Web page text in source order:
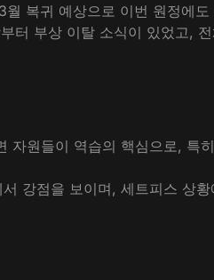
복귀 예상으로 이번 원정에도
부상 이탈 소식이 있었고,
자원들이 역습의 핵심으로, 특
강점을 보이며, 세트피스 상